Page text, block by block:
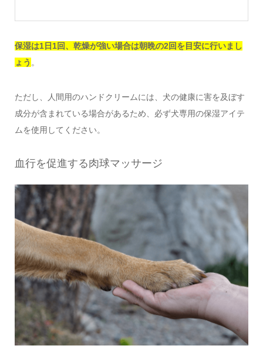
保湿は1日1回、乾燥が強い場合は朝晩の2回を目安に行いまし
ょう 。
ただし、人間用のハンドクリームには、犬の健康に害を及ぼす
成分が含まれている場合があるため、必ず犬専用の保湿アイテ
ムを使用してください。
血行を促進する肉球マッサージ